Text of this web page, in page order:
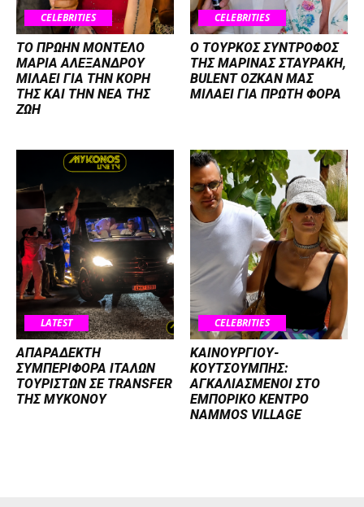
CELEBRITIES
ΤΟ ΠΡΩΗΝ ΜΟΝΤΕΛΟ
ΜΑΡΙΑ ΑΛΕΞΑΝΔΡΟΥ
ΜΙΛΑΕΙ ΓΙΑ ΤΗΝ ΚΟΡΗ
ΤΗΣ ΚΑΙ ΤΗΝ ΝΕΑ ΤΗΣ
ΖΩΗ
CELEBRITIES
Ο ΤΟΥΡΚΟΣ ΣΥΝΤΡΟΦΟΣ
ΤΗΣ ΜΑΡΙΝΑΣ ΣΤΑΥΡΑΚΗ,
BULENT OZKAN ΜΑΣ
ΜΙΛΑΕΙ ΓΙΑ ΠΡΩΤΗ ΦΟΡΑ
LATEST
ΑΠΑΡΑΔΕΚΤΗ
ΣΥΜΠΕΡΙΦΟΡΑ ΙΤΑΛΩΝ
ΤΟΥΡΙΣΤΩΝ ΣΕ TRANSFER
ΤΗΣ ΜΥΚΟΝΟΥ
CELEBRITIES
ΚΑΙΝΟΥΡΓΙΟΥ-
ΚΟΥΤΣΟΥΜΠΗΣ:
ΑΓΚΑΛΙΑΣΜΕΝΟΙ ΣΤΟ
ΕΜΠΟΡΙΚΟ ΚΕΝΤΡΟ
NAMMOS VILLAGE